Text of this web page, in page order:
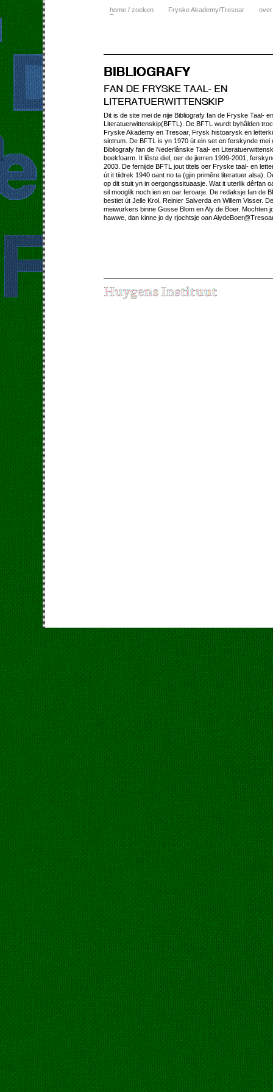
home / zoeken Fryske Akademy/Tresoar
Dit is de site mei de nije Bibliografy fan de Fryske Taal- en
Literatuerwittenskip(BFTL). De BFTL wurdt byhâlden
Fryske Akademy en Tresoar, Frysk histoarysk en
sintrum. De BFTL is yn 1970 út ein set en ferskynde mei
Bibliografy fan de Nederlânske Taal- en
boekfoarm. It lêste diel, oer de jierren 1999-2001,
2003. De fernijde BFTL jout titels oer Fryske taal- en
út it tiidrek 1940 oant no ta (gjin primêre literatuer alsa).
op dit stuit yn in oergongssituaasje. Wat it uterlik dêrfan
sil mooglik noch ien en oar feroarje. De redaksje fan de
bestiet út Jelle Krol, Reinier Salverda en Willem Visser. De
meiwurkers binne Gosse Blom en Aly de Boer. Mochten
hawwe, dan kinne jo dy rjochtsje oan